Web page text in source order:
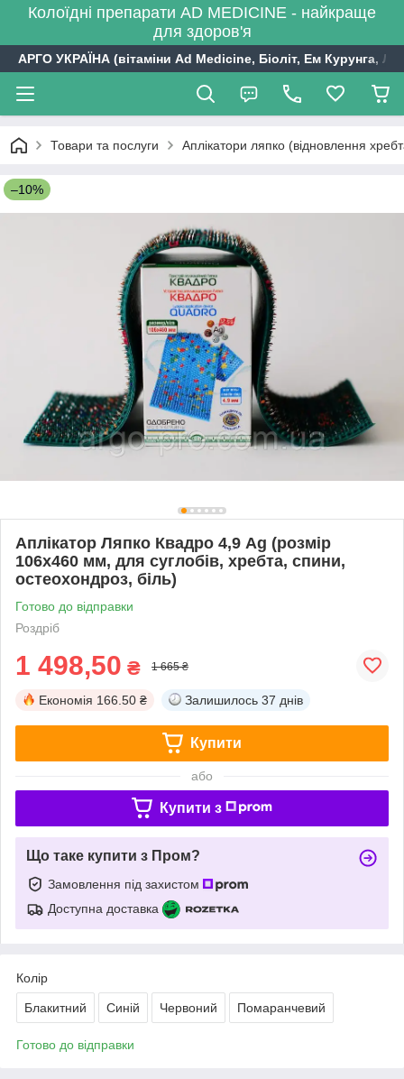
Колоїдні препарати AD MEDICINE - найкраще
для здоров'я
АРГО УКРАЇНА (вітаміни Ad Medicine, Біоліт, Ем Курунга,
Товари та послуги Аплікатори ляпко (відновлення
–10%
Аплікатор Ляпко Квадро 4,9 Ag (розмір
106х460 мм, для суглобів, хребта, спини,
остеохондроз, біль)
Готово до відправки
Роздріб
1 498,50 ₴ 1 665 ₴
Економія 166.50 ₴ Залишилось 37 днів
Купити
або
Купити з
Що таке купити з Пром?
Замовлення під захистом
Доступна доставка
Колір
Блакитний Синій Червоний Помаранчевий
Готово до відправки